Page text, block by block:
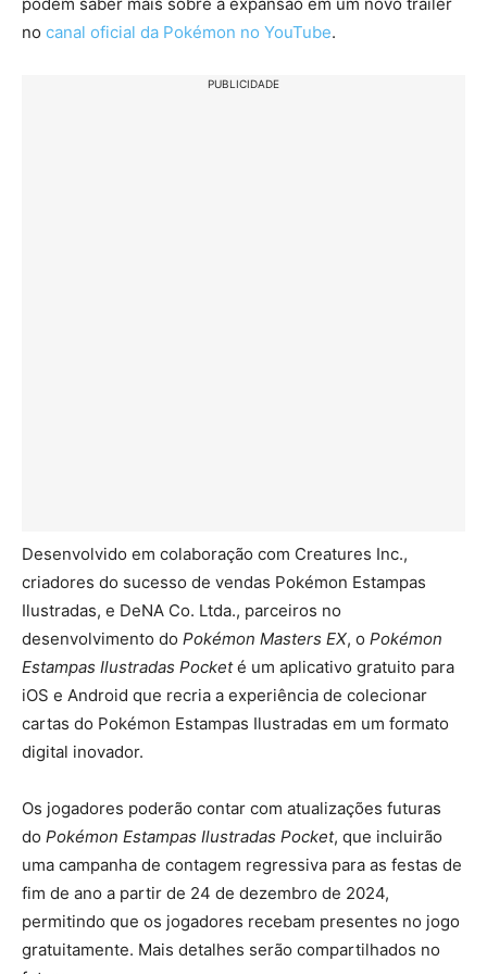
no canal oficial da Pokémon no YouTube.
PUBLICIDADE
Desenvolvido em colaboração com Creatures Inc.,
criadores do sucesso de vendas Pokémon Estampas
Ilustradas, e DeNA Co. Ltda., parceiros no
desenvolvimento do Pokémon Masters EX, o Pokémon
Estampas Ilustradas Pocketé um aplicativo gratuito para
iOS e Android que recria a experiência de colecionar
cartas do Pokémon Estampas Ilustradas em um formato
digital inovador.
Os jogadores poderão contar com atualizações futuras
do Pokémon Estampas Ilustradas Pocket, que incluirão
uma campanha de contagem regressiva para as festas de
fim de ano a partir de 24 de dezembro de 2024,
permitindo que os jogadores recebam presentes no jogo
gratuitamente. Mais detalhes serão compartilhados no